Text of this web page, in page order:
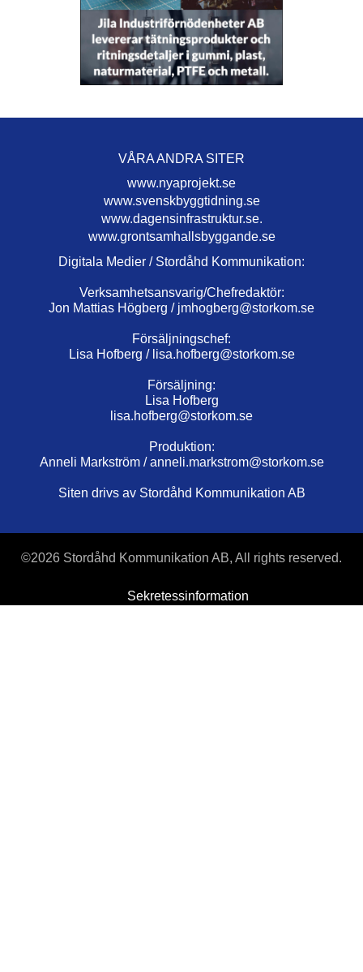
VÅRA ANDRA SITER
www.nyaprojekt.se
www.svenskbyggtidning.se
www.dagensinfrastruktur.se.
www.grontsamhallsbyggande.se
Digitala Medier / Stordåhd Kommunikation:
Verksamhetsansvarig/Chefredaktör:
Jon Mattias Högberg / jmhogberg@storkom.se
Försäljningschef:
Lisa Hofberg / lisa.hofberg@storkom.se
Försäljning:
Lisa Hofberg
lisa.hofberg@storkom.se
Produktion:
Anneli Markström /anneli.markstrom@storkom.se
Siten drivs av Stordåhd Kommunikation AB
©2026 Stordåhd Kommunikation AB, All rights reserved.
Sekretessinformation